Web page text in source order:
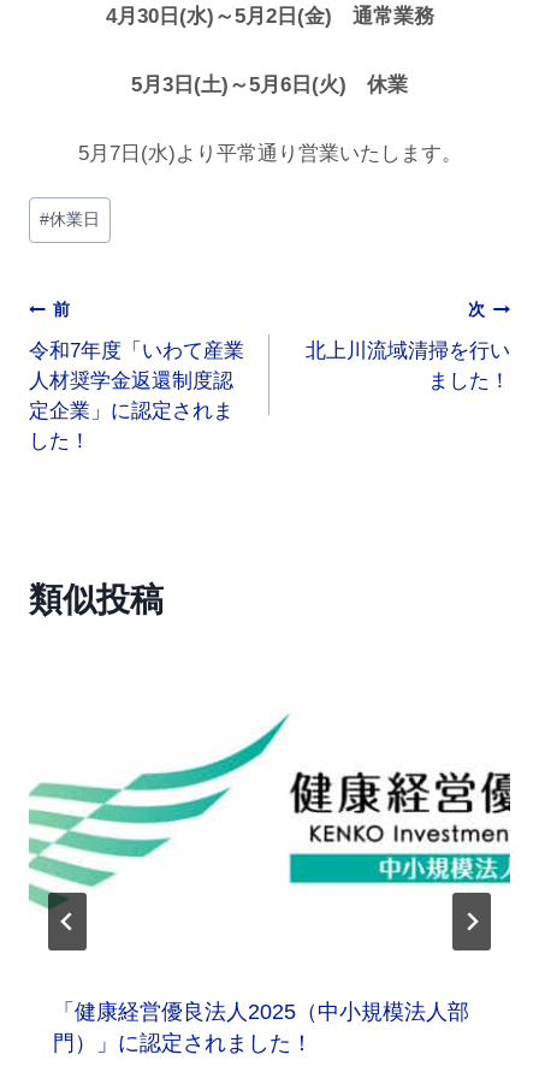
4月30日(水)～5月2日(金) 通常業務
5月3日(土)～5月6日(火) 休業
5月7日(水)より平常通り営業いたします。
#休業日
前
令和7年度「いわて産業
人材奨学金返還制度認
定企業」に認定されま
した！
次
北上川流域清掃を行い
ました！
類似投稿
「健康経営優良法人2025（中小規模法人部
門）」に認定されました！